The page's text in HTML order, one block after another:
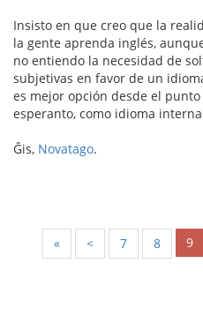
Insisto en que creo que la
la gente aprenda inglés,
no entiendo la necesidad de
subjetivas en favor de un
es mejor opción desde el
esperanto, como idioma
Ĝis, Novatago.
« < 7 8 9